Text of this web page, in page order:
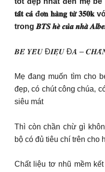
𝐭𝐚̂́𝐭 𝐜𝐚̉ đ𝐨̛𝐧 𝐡𝐚̀𝐧𝐠 𝐭𝐮̛̀
trong 𝑩𝑻𝑺 𝒉𝒆̀ 𝒄𝒖̉𝒂 𝒏𝒉𝒂̀
𝑩𝑬́ 𝒀𝑬̂𝑼 Đ𝑰𝑬̣̂𝑼 Đ𝑨̀ –
Mẹ đang muốn tìm cho
đẹp, có chút công chúa,
siêu mát
Thì còn chần chừ gì
bộ có đủ tiêu chí trên cho
Chất liệu tơ nhũ mềm